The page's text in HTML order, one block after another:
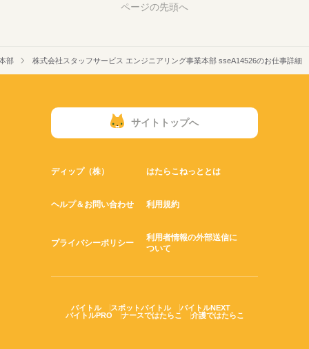
ページの先頭へ
部 株式会社スタッフサービス エンジニアリング事業本部 sseA14526のお仕事詳細
サイトトップへ
ディップ（株） はたらこねっととは
ヘルプ＆お問い合わせ 利用規約
プライバシーポリシー
利用者情報の外部送信に
ついて
バイトル スポットバイトル
バイトルNEXT
バイトルPRO
ナースではたらこ 介護ではたらこ